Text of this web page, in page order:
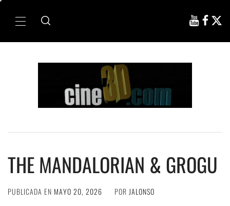
Menú
THE MANDALORIAN & GROGU
PUBLICADA EN MAYO 20, 2026 POR JALONSO